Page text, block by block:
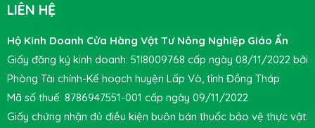
LIÊN HỆ
Hộ Kinh Doanh Cửa Hàng Vật Tư Nông Nghiệp Giáo Ẩn
Giấy đăng ký kinh doanh: 51I8009768 cấp ngày 08/11/2022 bởi
Phòng Tài chính-Kế hoạch huyện Lấp Vò, tỉnh Đồng Tháp
Mã số thuế: 8786947551-001 cấp ngày 09/11/2022
Giấy chứng nhận đủ điều kiện buôn bán thuốc bảo vệ thực vật: